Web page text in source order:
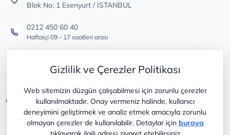
Gizlilik ve Çerezler Politikası
Web sitemizin düzgün çalışabilmesi için zorunlu çerezler
kullanılmaktadır. Onay vermeniz halinde, kullanıcı
deneyimini geliştirmek ve analiz etmek amacıyla zorunlu
olmayan çerezler de kullanılabilir. Detaylar için buraya
Blok No: 1 Esenyurt / İSTANBUL
0212 450 60 40
Haftaiçi 09 - 17 saatleri arası
Tüm öneri ve şikayetleriniz için